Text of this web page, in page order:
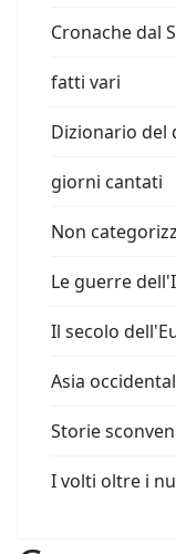
Cronache dal
fatti vari
Dizionario del
giorni cantati
Non
Le guerre
Il secolo
Asia
Storie
I volti oltre i